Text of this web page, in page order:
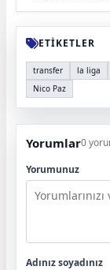
ETİKETLER
transfer la liga
Nico Paz
Yorumlar0
Yorumunuz
Adınız soyadınız